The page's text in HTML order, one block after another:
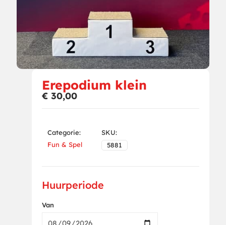
Erepodium klein
€ 30,00
Categorie:
Fun & Spel
SKU:
5881
Huurperiode
Van